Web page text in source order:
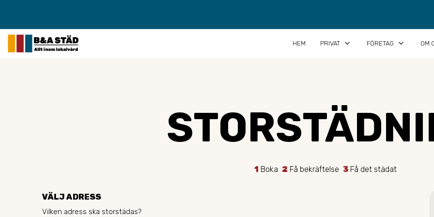
HEM PRIVAT keyboard_arrow_down FÖRETAG keyboard_arrow_down OM
1 Boka 2 Få bekräftelse 3 Få det städat
VÄLJ ADRESS
Vilken adress ska storstädas?